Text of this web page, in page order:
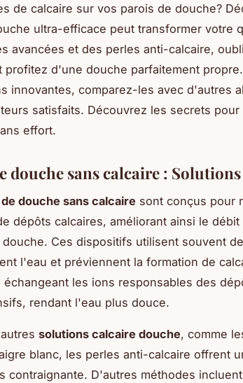
de calcaire sur vos parois de douche?
ultra-efficace peut transformer votre
avancées et des perles anti-calcaire,
profitez d'une douche parfaitement
innovantes, comparez-les avec d'autres
satisfaits. Découvrez les secrets
effort.
douche sans calcaire :
douche sans calcaire sont conçus pour
dépôts calcaires, améliorant ainsi le
Ces dispositifs utilisent souvent
l'eau et préviennent la formation de
les ions responsables des
rendant l'eau plus douce.
solutions calcaire douche, comme
blanc, les perles anti-calcaire offrent
contraignante. D'autres méthodes